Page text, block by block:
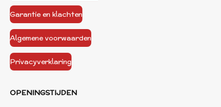
Garantie en klachten
Algemene voorwaarden
Privacyverklaring
OPENINGSTIJDEN